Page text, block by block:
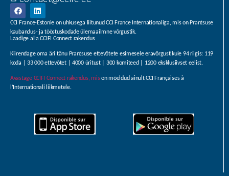
CCI France-Estonie on uhkusega liitunud CCI France Internationaliga, mis on Prantsuse
kaubandus- ja tööstuskodade ülemaailmne võrgustik.
Laadige alla CCIFI Connect rakendus
Kiirendage oma äri tänu Prantsuse ettevõtete esimesele eravõrgustikule 94 riigis: 119
koda | 33 000 ettevõtet | 4000 üritust | 300 komiteed | 1200 eksklusiivset eelist.
Avastage CCIFI Connect rakendus, mison mõeldud ainult CCI Françaises à
l’Internationali liikmetele.